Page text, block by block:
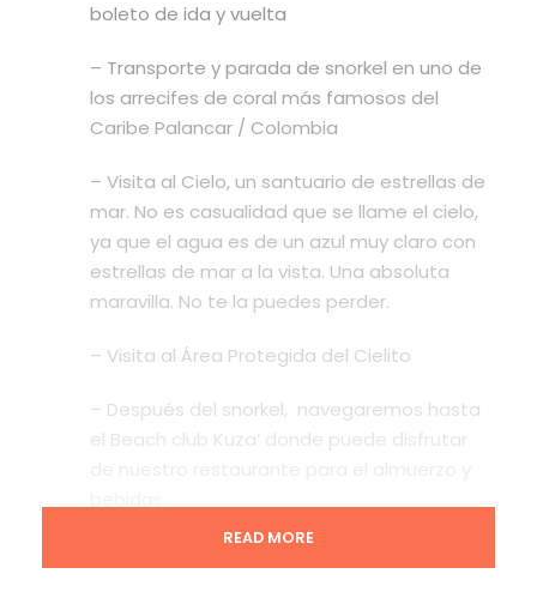
boleto de ida y vuelta
– Transporte y parada de snorkel en uno de
los arrecifes de coral más famosos del
Caribe Palancar / Colombia
– Visita al Cielo, un santuario de estrellas de
mar. No es casualidad que se llame el cielo,
ya que el agua es de un azul muy claro con
estrellas de mar a la vista. Una absoluta
maravilla. No te la puedes perder.
– Visita al Área Protegida del Cielito
– Después del snorkel, navegaremos hasta
el Beach club Kuza’ donde puede disfrutar
READ MORE